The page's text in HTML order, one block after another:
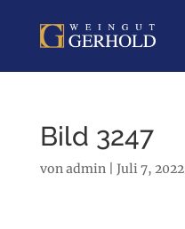
Bild 3247
vonadmin| Juli 7, 2022